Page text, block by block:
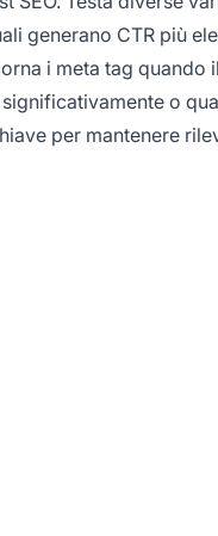
generano CTR più
i meta tag quando
o
per mantenere